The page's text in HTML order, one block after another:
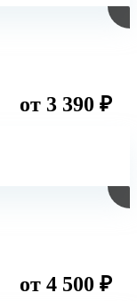
от 3 390 ₽
от 4 500 ₽